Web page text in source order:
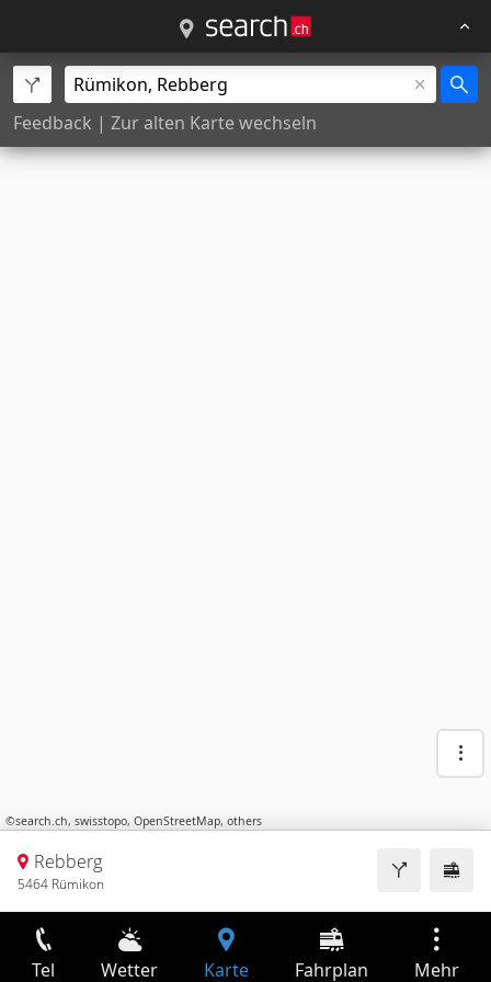
Feedback | Zur alten Karte wechseln
©search.ch, swisstopo, OpenStreetMap, others
Rebberg
5464 Rümikon
Tel Wetter Karte Fahrplan Mehr